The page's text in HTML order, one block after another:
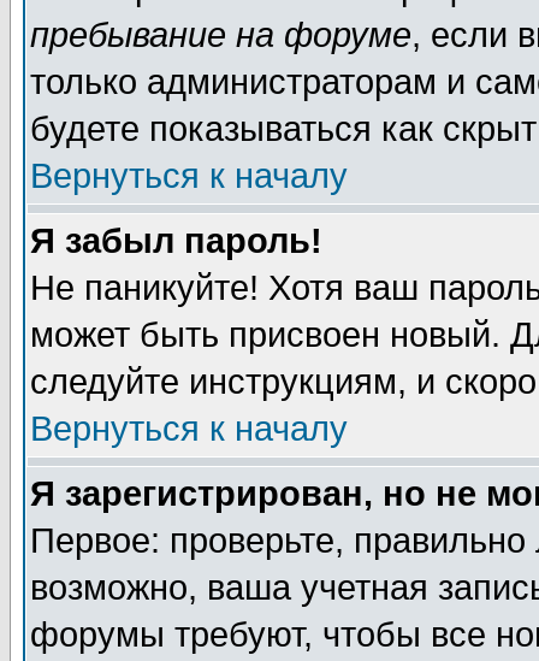
пребывание на форуме, если
только администраторам и
будете показываться как
Вернуться к началу
Я забыл пароль!
Не паникуйте! Хотя ваш
может быть присвоен новый.
следуйте инструкциям, и
Вернуться к началу
Я зарегистрирован, но не
Первое: проверьте,
возможно, ваша учетная
форумы требуют, чтобы все